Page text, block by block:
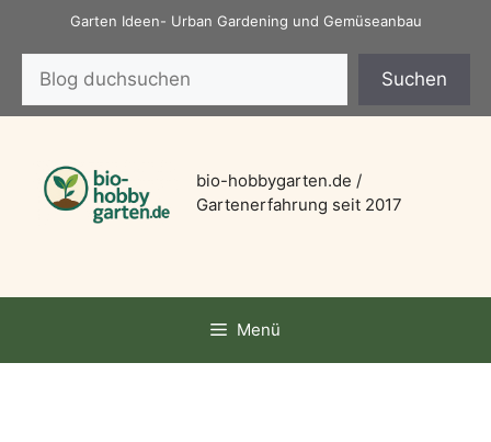
springen
Garten Ideen- Urban Gardening und Gemüseanbau
Suchen
bio-hobbygarten.de /
Gartenerfahrung seit 2017
Menü